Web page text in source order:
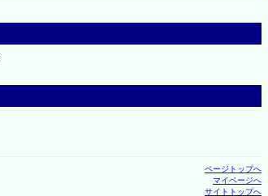
ページトップへ
マイページへ
サイトトップへ